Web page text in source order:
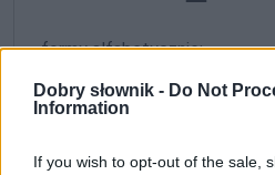
Dobry słownik - Do Not
Information
If you wish to opt-out of the sale,
formy alfabetycznie:
Szeligowska; Szeligowską;
Szeligowskie; Szeligowskiej;